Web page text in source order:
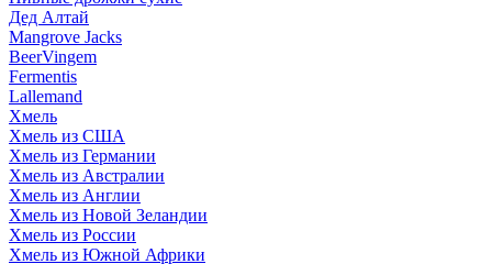
Дед Алтай
Mangrove Jacks
BeerVingem
Fermentis
Lallemand
Хмель
Хмель из США
Хмель из Германии
Хмель из Австралии
Хмель из Англии
Хмель из Новой Зеландии
Хмель из России
Хмель из Южной Африки